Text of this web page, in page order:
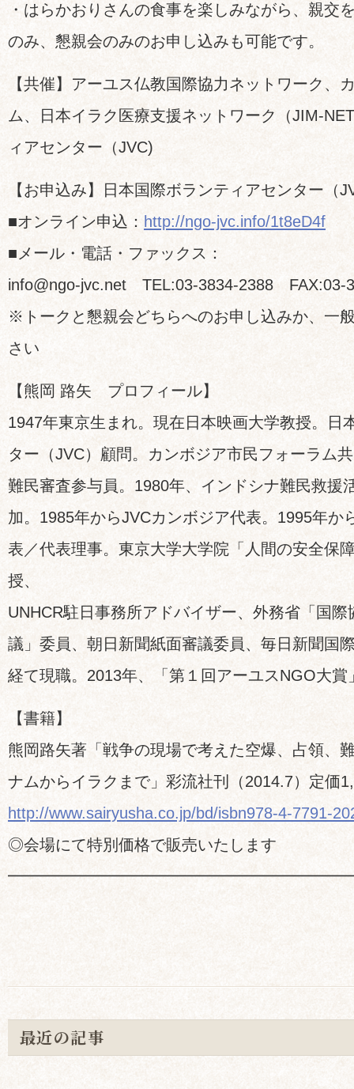
・はらかおりさんの食事を楽しみながら、親交
のみ、懇親会のみのお申し込みも可能です。
【共催】アーユス仏教国際協力ネットワーク、
ム、日本イラク医療支援ネットワーク（JIM-
ィアセンター（JVC)
【お申込み】日本国際ボランティアセンター（
■オンライン申込： http://ngo-jvc.info/1t8eD4f
■メール・電話・ファックス：
info@ngo-jvc.net TEL:03-3834-2388 FAX:03-
※トークと懇親会どちらへのお申し込みか、一
さい
【熊岡 路矢 プロフィール】
1947年東京生まれ。現在日本映画大学教授。日
ター（JVC）顧問。カンボジア市民フォーラム
難民審査参与員。1980年、インドシナ難民救援
加。1985年からJVCカンボジア代表。1995年か
表／代表理事。東京大学大学院「人間の安全保
授、
UNHCR駐日事務所アドバイザー、外務省「国
議」委員、朝日新聞紙面審議委員、毎日新聞国
経て現職。2013年、「第１回アーユスNGO大賞
【書籍】
熊岡路矢著「戦争の現場で考えた空爆、占領
ナムからイラクまで」彩流社刊（2014.7）定価
http://www.sairyusha.co.jp/bd/isbn978-4-7791-
◎会場にて特別価格で販売いたします
最近の記事